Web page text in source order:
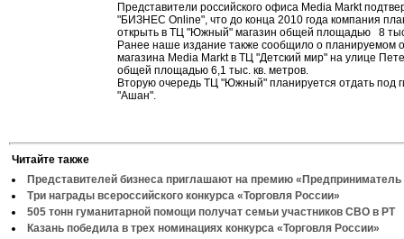
Представители российского офиса Media Markt
"БИЗНЕС Online", что до конца 2010 года компания
открыть в ТЦ "Южный" магазин общей площадью 8
Ранее наше издание также сообщило о планируемом
магазина Media Markt в ТЦ "Детский мир" на улице
общей площадью 6,1 тыс. кв. метров.
Вторую очередь ТЦ "Южный" планируется отдать под
"Ашан".
Читайте также
Представителей бизнеса приглашают на премию «Предприниматель
Три награды всероссийского конкурса «Торговля России»
505 тонн гуманитарной помощи получат семьи участников СВО в РТ
Казань победила в трех номинациях конкурса «Торговля России»